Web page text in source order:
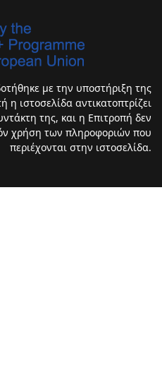
με την υποστήριξη της
ιστοσελίδα αντικατοπτρίζει
της, και η Επιτροπή δεν
χρήση των πληροφοριών που
περιέχονται στην ιστοσελίδα.